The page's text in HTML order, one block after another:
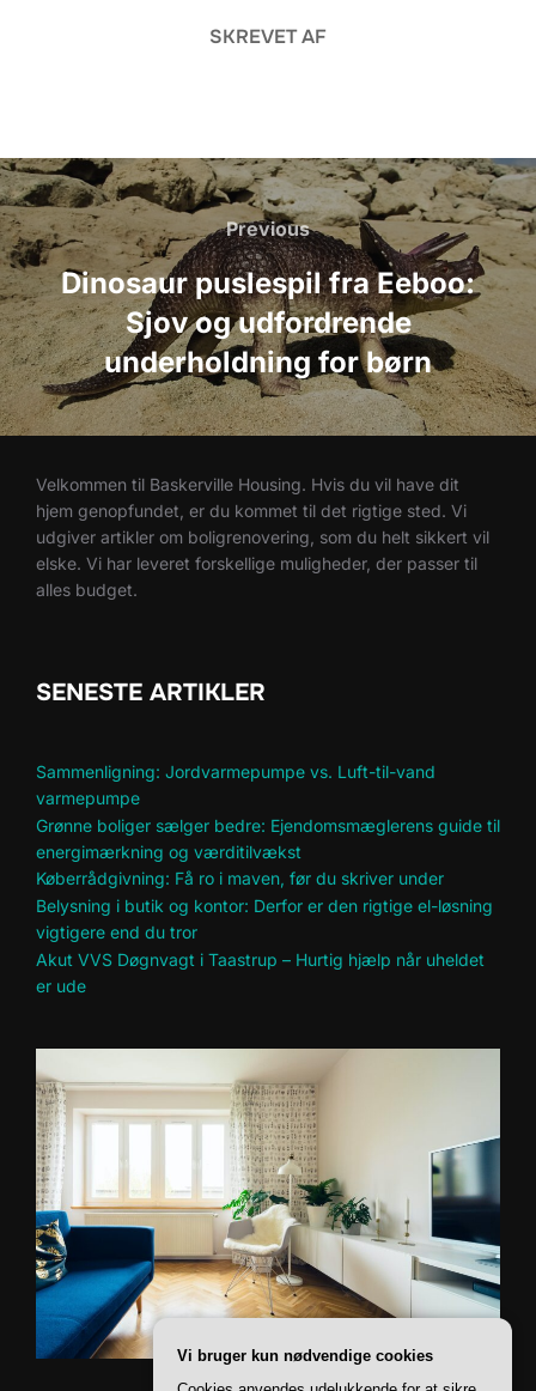
SKREVET AF
Indlægsnavigation
Previous
Previous
Dinosaur puslespil fra Eeboo:
Sjov og udfordrende
underholdning for børn
Velkommen til Baskerville Housing. Hvis du vil have dit
hjem genopfundet, er du kommet til det rigtige sted. Vi
udgiver artikler om boligrenovering, som du helt sikkert vil
elske. Vi har leveret forskellige muligheder, der passer til
alles budget.
SENESTE ARTIKLER
Sammenligning: Jordvarmepumpe vs. Luft-til-vand
varmepumpe
Grønne boliger sælger bedre: Ejendomsmæglerens guide til
energimærkning og værditilvækst
Køberrådgivning: Få ro i maven, før du skriver under
Belysning i butik og kontor: Derfor er den rigtige el-løsning
vigtigere end du tror
Akut VVS Døgnvagt i Taastrup – Hurtig hjælp når uheldet
er ude
Vi bruger kun nødvendige cookies